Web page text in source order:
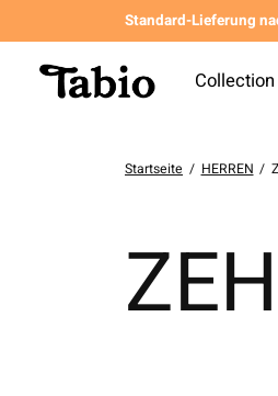
Standard-Lieferung
Collection
Startseite / HERREN /